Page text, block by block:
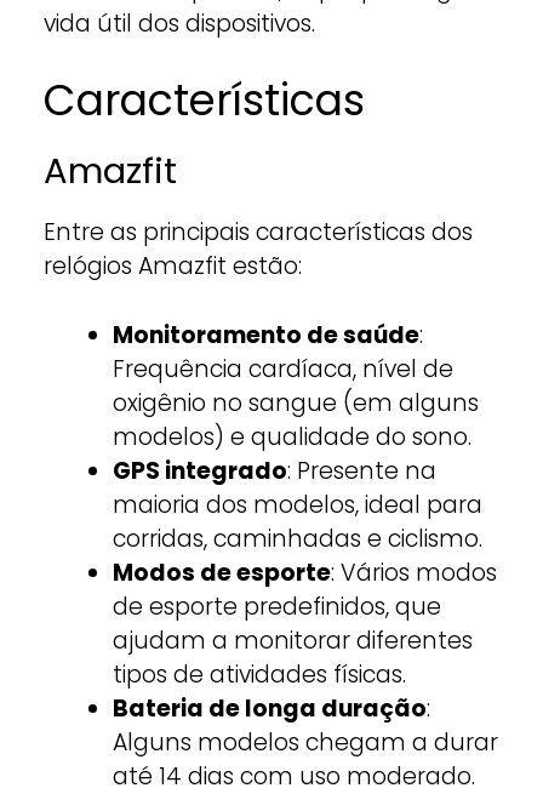
vida útil dos dispositivos.
Características
Amazfit
Entre as principais características dos
relógios Amazfit estão:
Monitoramento de saúde:
Frequência cardíaca, nível de
oxigênio no sangue (em alguns
modelos) e qualidade do sono.
GPS integrado: Presente na
maioria dos modelos, ideal para
corridas, caminhadas e ciclismo.
Modos de esporte: Vários modos
de esporte predefinidos, que
ajudam a monitorar diferentes
tipos de atividades físicas.
Bateria de longa duração:
Alguns modelos chegam a durar
até 14 dias com uso moderado.